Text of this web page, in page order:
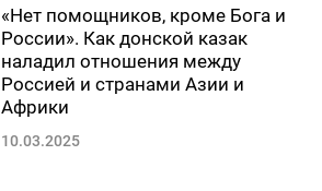
«Нет помощников, кроме Бога и
России». Как донской казак
наладил отношения между
Россией и странами Азии и
Африки
10.03.2025